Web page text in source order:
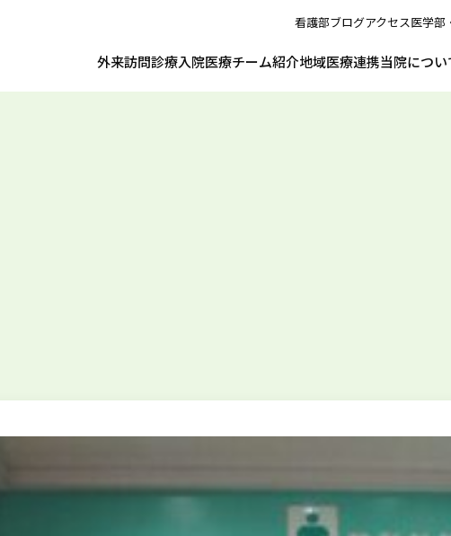
看護部ブログアクセス医学部
外来訪問診療入院医療チーム紹介地域医療連携当院につい